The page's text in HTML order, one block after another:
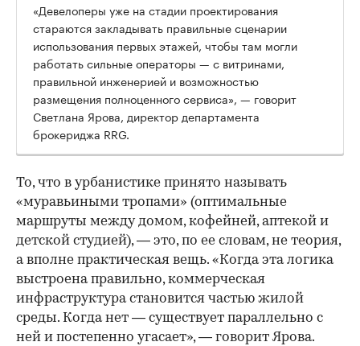
00:00
«Девелоперы уже на стадии проектирования
стараются закладывать правильные сценарии
использования первых этажей, чтобы там могли
работать сильные операторы — с витринами,
правильной инженерией и возможностью
размещения полноценного сервиса», — говорит
Светлана Ярова, директор департамента
брокериджа RRG.
То, что в урбанистике принято называть
«муравьиными тропами» (оптимальные
маршруты между домом, кофейней, аптекой и
детской студией), — это, по ее словам, не теория,
а вполне практическая вещь. «Когда эта логика
выстроена правильно, коммерческая
инфраструктура становится частью жилой
среды. Когда нет — существует параллельно с
ней и постепенно угасает», — говорит Ярова.